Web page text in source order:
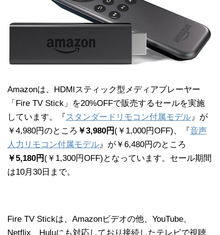
Amazonは、HDMIスティック型メディアプレーヤー
「Fire TV Stick」を20%OFFで販売するセールを実施
しています。『 スタンダードリモコン付属モデル 』が
￥4,980円のところ ￥3,980円 (￥1,000円OFF)、『音声
人力リモコン付属モデル 』が￥6,480円のところ
￥5,180円 (￥1,300円OFF)となっています。セール期間
は10月30日まで。
Fire TV Stickは、Amazonビデオの他、YouTube、
Netflix、Huluにも対応しており接続したテレビで視聴